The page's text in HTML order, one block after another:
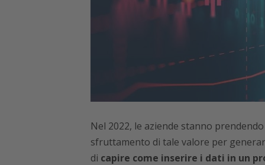
Nel 2022, le aziende stanno
sfruttamento di tale valore per
di capire come inserire i dati in un